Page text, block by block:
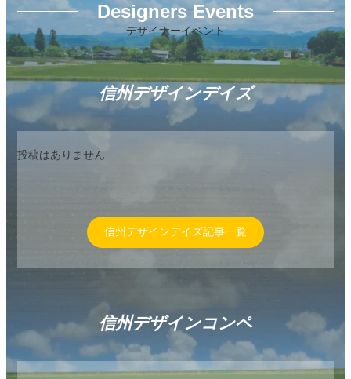
Designers Events
デザイナーイベント
信州デザインデイズ
投稿はありません
信州デザインデイズ記事一覧
信州デザインコンペ